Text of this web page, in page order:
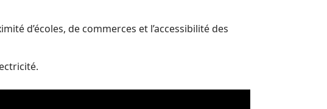
d’écoles, de commerces et l’accessibilité des